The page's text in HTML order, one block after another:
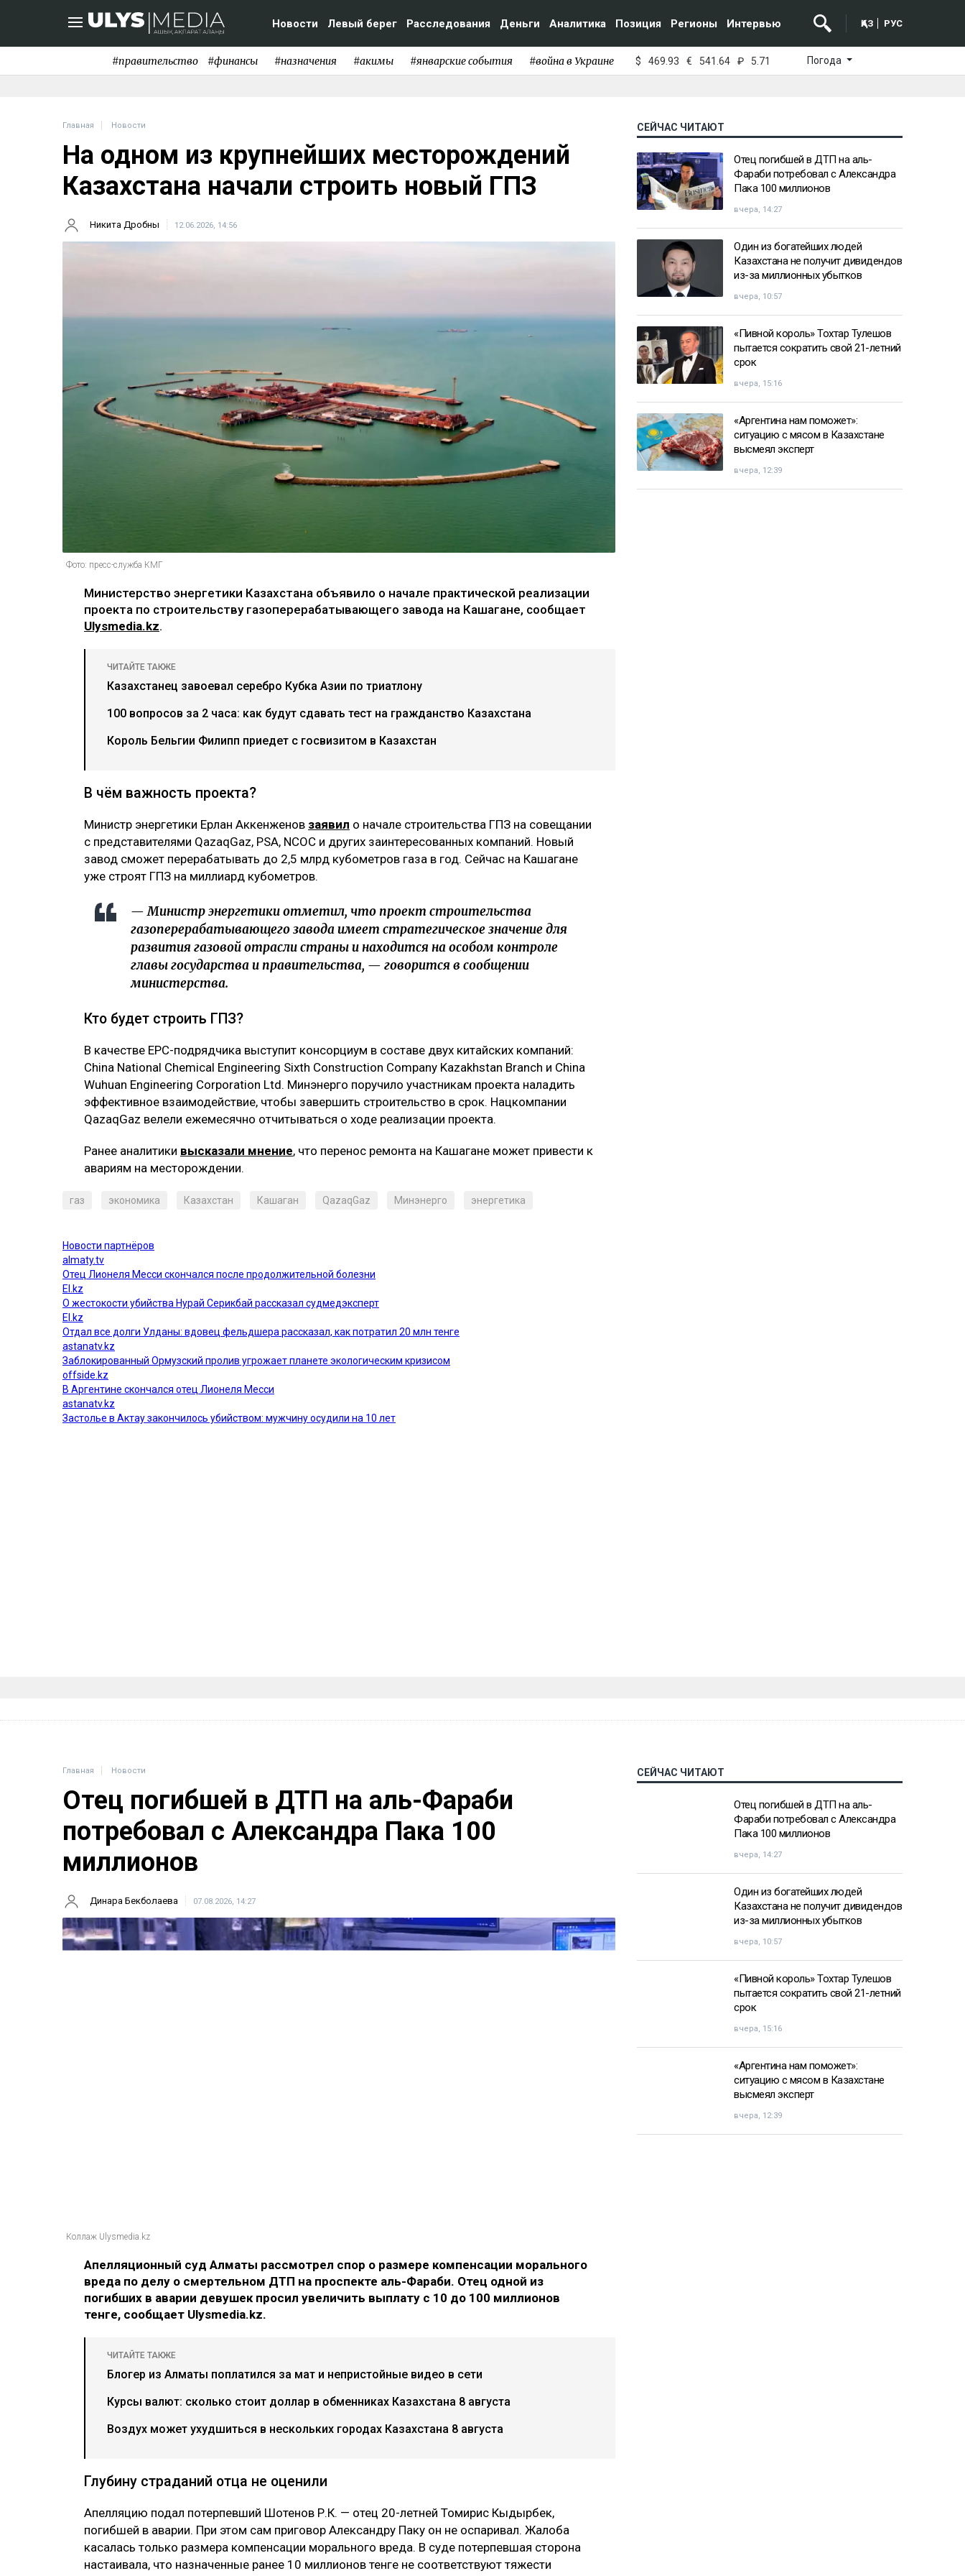
Новости Левый берег Расследования Деньги Аналитика Позиция Регионы Интервью ҚАЗ РУС
#правительство #финансы #назначения #акимы #январские события #война в Украине $ 469.93 € 541.64 ₽ 5.71 Погода
Главная Новости
На одном из крупнейших месторождений
Казахстана начали строить новый ГПЗ
Никита Дробны 12.06.2026, 14:56
Фото: пресс-служба КМГ
Министерство энергетики Казахстана объявило о начале практической реализации
проекта по строительству газоперерабатывающего завода на Кашагане, сообщает
Ulysmedia.kz.
ЧИТАЙТЕ ТАКЖЕ
Казахстанец завоевал серебро Кубка Азии по триатлону
100 вопросов за 2 часа: как будут сдавать тест на гражданство Казахстана
Король Бельгии Филипп приедет с госвизитом в Казахстан
В чём важность проекта?
Министр энергетики Ерлан Аккенженов заявил о начале строительства ГПЗ на совещании
с представителями QazaqGaz, PSA, NCOC и других заинтересованных компаний. Новый
завод сможет перерабатывать до 2,5 млрд кубометров газа в год. Сейчас на Кашагане
уже строят ГПЗ на миллиард кубометров.
— Министр энергетики отметил, что проект строительства
газоперерабатывающего завода имеет стратегическое значение для
развития газовой отрасли страны и находится на особом контроле
главы государства и правительства, — говорится в сообщении
министерства.
Кто будет строить ГПЗ?
В качестве EPC-подрядчика выступит консорциум в составе двух китайских компаний:
China National Chemical Engineering Sixth Construction Company Kazakhstan Branch и China
Wuhuan Engineering Corporation Ltd. Минэнерго поручило участникам проекта наладить
эффективное взаимодействие, чтобы завершить строительство в срок. Нацкомпании
QazaqGaz велели ежемесячно отчитываться о ходе реализации проекта.
Ранее аналитики высказали мнение, что перенос ремонта на Кашагане может привести к
авариям на месторождении.
газ экономика Казахстан Кашаган QazaqGaz Минэнерго энергетика
СЕЙЧАС ЧИТАЮТ
Отец погибшей в ДТП на аль-
Фараби потребовал с Александра
Пака 100 миллионов
вчера, 14:27
Один из богатейших людей
Казахстана не получит дивидендов
из-за миллионных убытков
вчера, 10:57
«Пивной король» Тохтар Тулешов
пытается сократить свой 21-летний
срок
вчера, 15:16
«Аргентина нам поможет»:
ситуацию с мясом в Казахстане
высмеял эксперт
вчера, 12:39
Главная Новости
Отец погибшей в ДТП на аль-Фараби
потребовал с Александра Пака 100
миллионов
Динара Бекболаева 07.08.2026, 14:27
Коллаж Ulysmedia.kz
Апелляционный суд Алматы рассмотрел спор о размере компенсации морального
вреда по делу о смертельном ДТП на проспекте аль-Фараби. Отец одной из
погибших в аварии девушек просил увеличить выплату с 10 до 100 миллионов
тенге, сообщает Ulysmedia.kz.
ЧИТАЙТЕ ТАКЖЕ
Блогер из Алматы поплатился за мат и непристойные видео в сети
Курсы валют: сколько стоит доллар в обменниках Казахстана 8 августа
Воздух может ухудшиться в нескольких городах Казахстана 8 августа
Глубину страданий отца не оценили
Апелляцию подал потерпевший Шотенов Р.К. — отец 20-летней Томирис Кыдырбек,
погибшей в аварии. При этом сам приговор Александру Паку он не оспаривал. Жалоба
касалась только размера компенсации морального вреда. В суде потерпевшая сторона
настаивала, что назначенные ранее 10 миллионов тенге не соответствуют тяжести
СЕЙЧАС ЧИТАЮТ
Отец погибшей в ДТП на аль-
Фараби потребовал с Александра
Пака 100 миллионов
вчера, 14:27
Один из богатейших людей
Казахстана не получит дивидендов
из-за миллионных убытков
вчера, 10:57
«Пивной король» Тохтар Тулешов
пытается сократить свой 21-летний
срок
вчера, 15:16
«Аргентина нам поможет»:
ситуацию с мясом в Казахстане
высмеял эксперт
вчера, 12:39